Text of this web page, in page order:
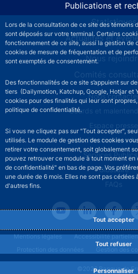
Lors de la consultation de ce site des témoins
sont déposés sur votre terminal. Certains
fonctionnement de ce site, aussi la gestion de
cookies de mesure de fréquentation et de
sont exemptés de consentement.
Des fonctionnalités de ce site s’appuient sur
tiers (Dailymotion, Katchup, Google, Hotjar et
cookies pour des finalités qui leur sont
politique de confidentialité.
Si vous ne cliquez pas sur "Tout accepter",
utilisés. Le module de gestion des cookies
retirer votre consentement, soit globalement
pouvez retrouver ce module à tout moment en
de confidentialité" en bas de page. Vos
une durée de 6 mois. Elles ne sont pas cédées
d'autres fins.
Tout accepter
Tout refuser
Personnaliser
Publications et
Statistiques
Actualités et
Nous
Comités
Footer secondary menuNous contacter
Sourds et
Espace presse
La direction des
Services
Glossaire
FAQs
©2026 Banque de
Footer legal notice menu
Mentions légales Accessibilité
Protection des données
Gestion des